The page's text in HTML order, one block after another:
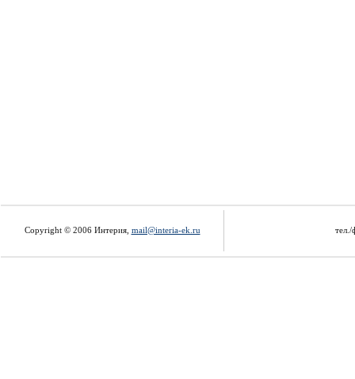
Copyright © 2006 Интерия, mail@interia-ek.ru